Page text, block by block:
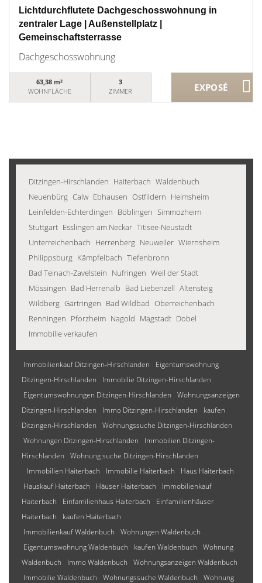
Lichtdurchflutete Dachgeschosswohnung in
zentraler Lage | Außenstellplatz |
Gemeinschaftsterrasse
Dachgeschosswohnung
63,38 m²
WOHNFLÄCHE
3
ZIMMER
Ditzingen-Hirschlanden Haiterbach Waldenbuch
Neuenbürg Calw Ebhausen Ostfildern Heimsheim
Leinfelden-Echterdingen Böblingen Simmozheim
Stuttgart Esslingen am Neckar Titisee-Neustadt
Unterreichenbach Herrenberg Neuweiler Wiernsheim
Philippsburg Kämpfelbach Tiefenbronn
Bad Teinach-Zavelstein Nufringen Weil der Stadt
Mössingen Bad Herrenalb Bad Liebenzell Altensteig
Wildberg Gärtringen Bad Wildbad Oberreichenbach
Renningen Pforzheim Nagold Magstadt Dobel
Immobilie verkaufen
Immobilienkauf Ditzingen-Hirschlanden
Eigentumswohnung
Ditzingen-Hirschlanden
Immobilie Ditzingen-Hirschlanden
Eigentumswohnungen Ditzingen-Hirschlanden
Wohnungsanzeigen
Ditzingen-Hirschlanden
Immo Ditzingen-Hirschlanden
kaufen
Ditzingen-Hirschlanden
Wohnungssuche Ditzingen-Hirschlanden
Wohnungen Ditzingen-Hirschlanden
Immobilien Ditzingen-
Hirschlanden
Wohnung suche Ditzingen-Hirschlanden
Immobilien Haiterbach
Immobilie Haiterbach
Haus Haiterbach
Hauskauf Haiterbach
Häuser Haiterbach
Immobilienkauf
Haiterbach
Einfamilienhaus Haiterbach
Einfamilienhäuser
Haiterbach
kaufen Haiterbach
Immobilienkauf Waldenbuch
Wohnungen Waldenbuch
Eigentumswohnung Waldenbuch
kaufen Waldenbuch
Wohnung
Waldenbuch
Immo Waldenbuch
Wohnungsanzeigen Waldenbuch
Immobilie Waldenbuch
Wohnungssuche Waldenbuch
Wohnung